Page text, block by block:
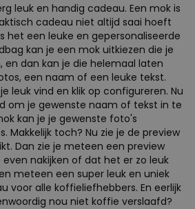
leuk en handig cadeau. Een mok is
cadeau niet altijd saai hoeft
het een leuke en gepersonaliseerde
kan je een mok uitkiezen die je
en dan kan je die helemaal laten
een naam of een leuke tekst.
leuk vind en klik op configureren. Nu
om je gewenste naam of tekst in te
kan je je gewenste foto's
Makkelijk toch? Nu zie je de preview
Dan zie je meteen een preview
nakijken of dat het er zo leuk
meteen een super leuk en uniek
voor alle koffieliefhebbers. En eerlijk
nou niet koffie verslaafd?